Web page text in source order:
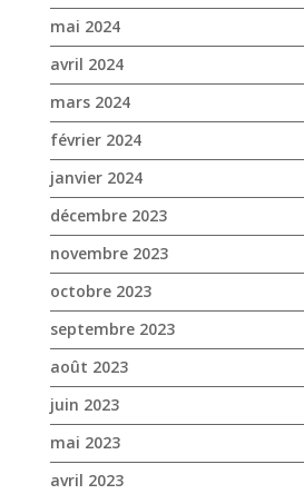
mai 2024
avril 2024
mars 2024
février 2024
janvier 2024
décembre 2023
novembre 2023
octobre 2023
septembre 2023
août 2023
juin 2023
mai 2023
avril 2023